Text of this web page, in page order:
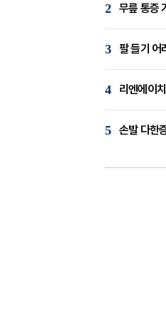
2 무릎 통증
3 팔 들기 어
4 리엔에이
5 손발 다한